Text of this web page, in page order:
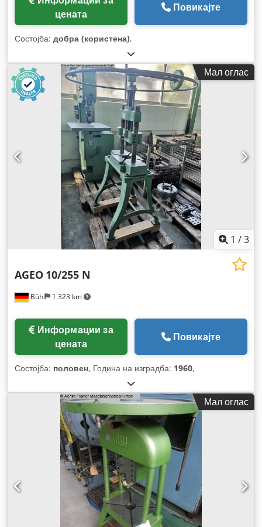
цената
Повикајте
Состојба: добра (користена),
Мал оглас
1 /3
Bühl 1.323 km
AGEO 10/255 N
цената
Повикајте
Состојба: половен, Година на изградба: 1960,
Мал оглас